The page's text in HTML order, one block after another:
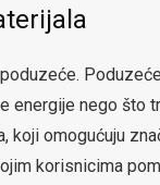
energije nego što
omogućuju
korisnicima